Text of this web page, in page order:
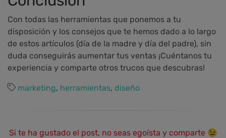
Con todas las herramientas que ponemos a tu
disposición y los consejos que te hemos dado a lo largo
de estos artículos (día de la madre y día del padre), sin
duda conseguirás aumentar tus ventas ¡Cuéntanos tu
experiencia y comparte otros trucos que descubras!
marketing, herramientas, diseño
Si te ha gustado el post, no seas egoísta y comparte 😉